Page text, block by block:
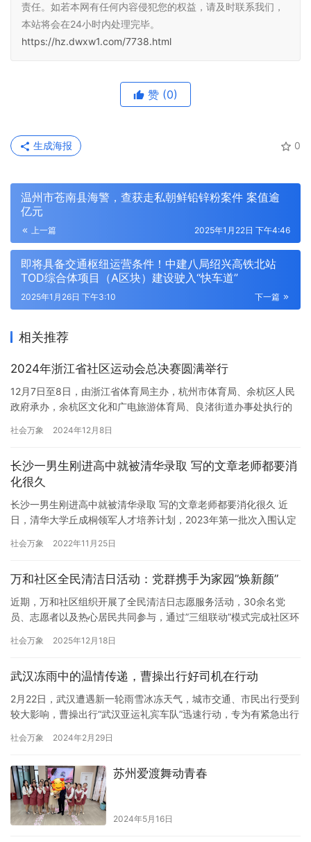
责任。如若本网有任何内容侵犯您的权益，请及时联系我们，
本站将会在24小时内处理完毕。
https://hz.dwxw1.com/7738.html
赞 (0)
0
生成海报
温州市苍南县海警，查获走私朝鲜铅锌粉案件 案值逾
亿元
上一篇 2025年1月22日 下午4:46
即将具备交通枢纽运营条件！中建八局绍兴高铁北站
TOD综合体项目（A区块）建设驶入“快车道”
下一篇
2025年1月26日 下午3:10
相关推荐
2024年浙江省社区运动会总决赛圆满举行
12月7日至8日，由浙江省体育局主办，杭州市体育局、余杭区人民
政府承办，余杭区文化和广电旅游体育局、良渚街道办事处执行的
来自全省各个地市的12支代表队、近200名社区健身爱好者参加。
向赛、运转乾坤和疯狂独轮车四个运动项目的角逐。 社区运…
社会万象 2024年12月8日
长沙一男生刚进高中就被清华录取 写的文章老师都要消
化很久
长沙一男生刚进高中就被清华录取 写的文章老师都要消化很久 近
日，清华大学丘成桐领军人才培养计划，2023年第一批次入围认定
轮考核，成功入选丘成桐数学科学领军人才培养计划，保送至清华
划，其中2名学生来自湖师大附中数学竞赛组，分别是湖师大附中
高…
社会万象 2022年11月25日
万和社区全民清洁日活动：党群携手为家园”焕新颜”
近期，万和社区组织开展了全民清洁日志愿服务活动，30余名党
员、志愿者以及热心居民共同参与，通过”三组联动”模式完成社区环
负责的区域。捡拾杂物垃圾的队伍干劲十足，他们手持垃圾袋和夹
瓶、烟头，还是散落在角落的废纸、包装袋，都…
社会万象 2025年12月18日
武汉冻雨中的温情传递，曹操出行好司机在行动
2月22日，武汉遭遇新一轮雨雪冰冻天气，城市交通、市民出行受到
较大影响，曹操出行“武汉亚运礼宾车队”迅速行动，专为有紧急出行
次展现了其卓越的服务品质和高尚的社会责任感，并为武汉市民带
始终将“好服务”作为核心追求，以定制车和智能网联技术，不断推
动…
社会万象 2024年2月29日
苏州爱渡舞动青春
2024年5月16日